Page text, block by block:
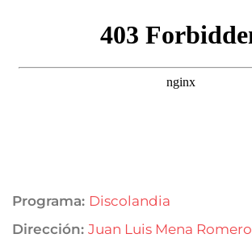
Programa: Discolandia
Dirección: Juan Luis Mena Romero